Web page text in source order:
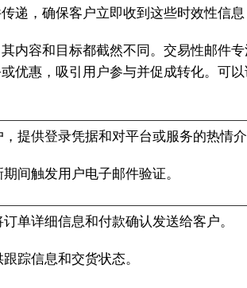
，确保客户立即收到这些时效性信
内容和目标都截然不同。交易性邮件
优惠，吸引用户参与并促成转化。可
提供登录凭据和对平台或服务的热情介
间触发用户电子邮件验证。
单详细信息和付款确认发送给客户。
踪信息和交货状态。